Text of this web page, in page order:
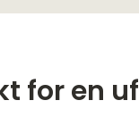
for en